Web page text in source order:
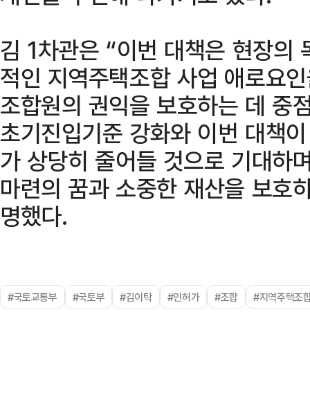
김 1차관은 “이번 대책은 현장의
적인 지역주택조합 사업 애로요
조합원의 권익을 보호하는 데 중
초기진입기준 강화와 이번 대책
가 상당히 줄어들 것으로 기대하
마련의 꿈과 소중한 재산을 보호
명했다.
#국토교통부 #국토부 #김이탁 #인허가 #조합 #지역주택조